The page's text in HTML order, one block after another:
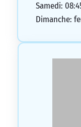
Samedi:
Dimanche: